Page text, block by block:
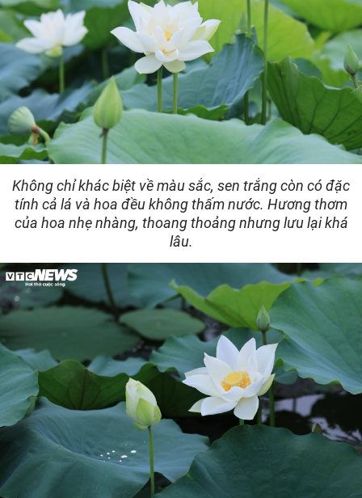
Không chỉ khác biệt về màu sắc, sen trắng còn có đặc
tính cả lá và hoa đều không thấm nước. Hương thơm
của hoa nhẹ nhàng, thoang thoảng nhưng lưu lại khá
lâu.